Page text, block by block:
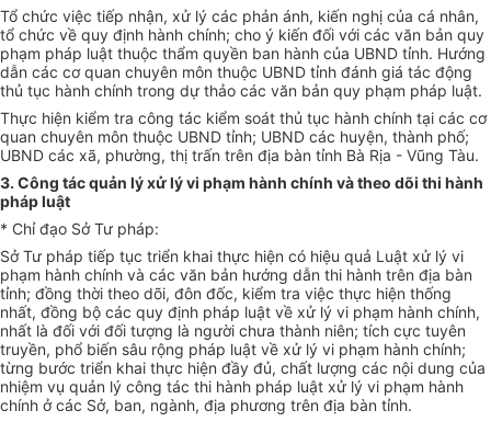
Tổ chức việc tiếp nhận, xử lý các phản ánh, kiến nghị của cá nhân,
tổ chức về quy định hành chính; cho ý kiến đối với các văn bản quy
phạm pháp luật thuộc thẩm quyền ban hành của UBND tỉnh. Hướng
dẫn các cơ quan chuyên môn thuộc UBND tỉnh đánh giá tác động
thủ tục hành chính trong dự thảo các văn bản quy phạm pháp luật.
Thực hiện kiểm tra công tác kiểm soát thủ tục hành chính tại các cơ
quan chuyên môn thuộc UBND tỉnh; UBND các huyện, thành phố;
UBND các xã, phường, thị trấn trên địa bàn tỉnh Bà Rịa - Vũng Tàu.
3. Công tác quản lý xử lý vi phạm hành chính và theo dõi thi hành
pháp luật
* Chỉ đạo Sở Tư pháp:
Sở Tư pháp tiếp tục triển khai thực hiện có hiệu quả Luật xử lý vi
phạm hành chính và các văn bản hướng dẫn thi hành trên địa bàn
tỉnh; đồng thời theo dõi, đôn đốc, kiểm tra việc thực hiện thống
nhất, đồng bộ các quy định pháp luật về xử lý vi phạm hành chính,
nhất là đối với đối tượng là người chưa thành niên; tích cực tuyên
truyền, phổ biến sâu rộng pháp luật về xử lý vi phạm hành chính;
từng bước triển khai thực hiện đầy đủ, chất lượng các nội dung của
nhiệm vụ quản lý công tác thi hành pháp luật xử lý vi phạm hành
chính ở các Sở, ban, ngành, địa phương trên địa bàn tỉnh.